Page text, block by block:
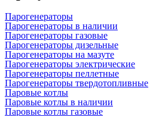
Парогенераторы
Парогенераторы в наличии
Парогенераторы газовые
Парогенераторы дизельные
Парогенераторы на мазуте
Парогенераторы электрические
Парогенераторы пеллетные
Парогенераторы твердотопливные
Паровые котлы
Паровые котлы в наличии
Паровые котлы газовые